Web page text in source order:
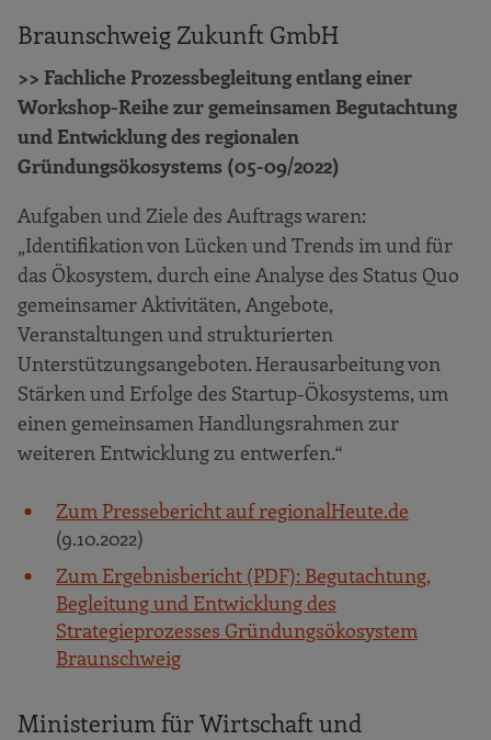
Braunschweig Zukunft GmbH
>> Fachliche Prozessbegleitung entlang einer
Workshop-Reihe zur gemeinsamen Begutachtung
und Entwicklung des regionalen
Gründungsökosystems (05-09/2022)
Aufgaben und Ziele des Auftrags waren:
„Identifikation von Lücken und Trends im und für
das Ökosystem, durch eine Analyse des Status Quo
gemeinsamer Aktivitäten, Angebote,
Veranstaltungen und strukturierten
Unterstützungsangeboten. Herausarbeitung von
Stärken und Erfolge des Startup-Ökosystems, um
einen gemeinsamen Handlungsrahmen zur
weiteren Entwicklung zu entwerfen.“
Zum Pressebericht auf regionalHeute.de
(9.10.2022)
Zum Ergebnisbericht (PDF): Begutachtung,
Begleitung und Entwicklung des
Strategieprozesses Gründungsökosystem
Braunschweig
Ministerium für Wirtschaft und